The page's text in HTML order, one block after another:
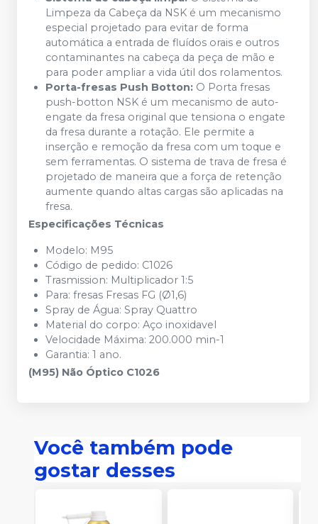
Limpeza da Cabeça da NSK é um mecanismo
especial projetado para evitar de forma
automática a entrada de fluídos orais e outros
contaminantes na cabeça da peça de mão e
para poder ampliar a vida útil dos rolamentos.
Porta-fresas Push Botton: O Porta fresas
push-botton NSK é um mecanismo de auto-
engate da fresa original que tensiona o engate
da fresa durante a rotação. Ele permite a
inserção e remoção da fresa com um toque e
sem ferramentas. O sistema de trava de fresa é
projetado de maneira que a força de retenção
aumente quando altas cargas são aplicadas na
fresa.
Especificações Técnicas
Modelo: M95
Código de pedido: C1026
Trasmission: Multiplicador 1:5
Para: fresas Fresas FG (Ø1,6)
Spray de Água: Spray Quattro
Material do corpo: Aço inoxidavel
Velocidade Máxima: 200.000 min-1
Garantia: 1 ano.
(M95) Não Óptico C1026
Você também pode
gostar desses